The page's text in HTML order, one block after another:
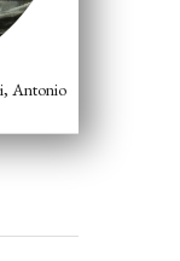
Antonio